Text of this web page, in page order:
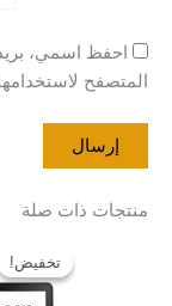
احفظ اسمي،
المتصفح
منتجات ذات صلة
تخفيض!
تخفيض!
هو:
6.000,00.